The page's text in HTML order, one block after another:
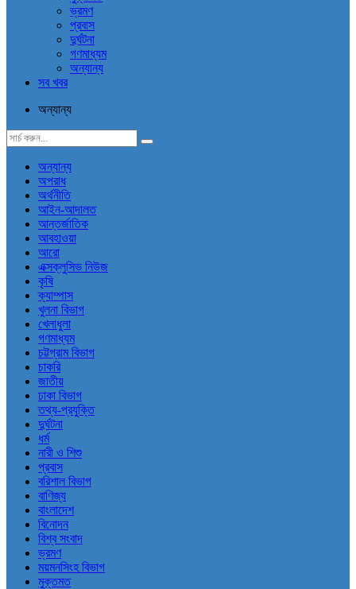
ভ্রমণ
প্রবাস
দুর্ঘটনা
গণমাধ্যম
অন্যান্য
সব খবর
অন্যান্য
অন্যান্য
অপরাধ
অর্থনীতি
আইন-আদালত
আন্তর্জাতিক
আবহাওয়া
আরো
এক্সক্লুসিভ নিউজ
কৃষি
ক্যাম্পাস
খুলনা বিভাগ
খেলাধুলা
গণমাধ্যম
চট্টগ্রাম বিভাগ
চাকরি
জাতীয়
ঢাকা বিভাগ
তথ্য-প্রযুক্তি
দুর্ঘটনা
ধর্ম
নারী ও শিশু
প্রবাস
বরিশাল বিভাগ
বাণিজ্য
বাংলাদেশ
বিনোদন
বিশ্ব সংবাদ
ভ্রমণ
ময়মনসিংহ বিভাগ
মুক্তমত